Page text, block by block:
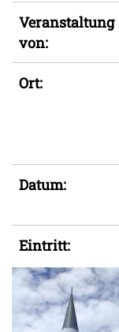
Veranstaltung
von:
Ort:
Datum:
Eintritt: